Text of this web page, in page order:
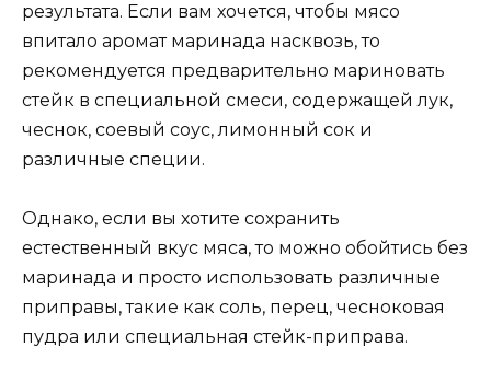
результата. Если вам хочется, чтобы мясо
впитало аромат маринада насквозь, то
рекомендуется предварительно мариновать
стейк в специальной смеси, содержащей лук,
чеснок, соевый соус, лимонный сок и
различные специи.
Однако, если вы хотите сохранить
естественный вкус мяса, то можно обойтись без
маринада и просто использовать различные
приправы, такие как соль, перец, чесноковая
пудра или специальная стейк-приправа.